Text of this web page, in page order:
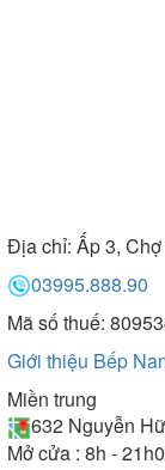
Địa chỉ: Ấp 3,
03995.888.90
Mã số thuế:
Giới thiệu Bếp
Miền trung
632 Nguyễn
Mở cửa : 8h -